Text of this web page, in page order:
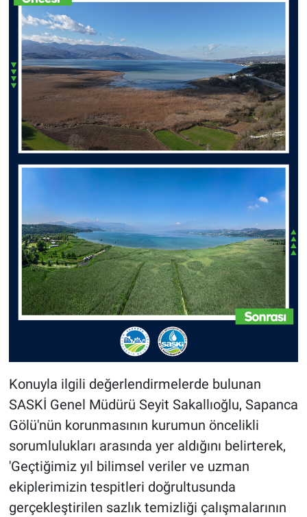
Konuyla ilgili değerlendirmelerde bulunan
SASKİ Genel Müdürü Seyit Sakallıoğlu, Sapanca
Gölü'nün korunmasının kurumun öncelikli
sorumlulukları arasında yer aldığını belirterek,
'Geçtiğimiz yıl bilimsel veriler ve uzman
ekiplerimizin tespitleri doğrultusunda
gerçekleştirilen sazlık temizliği çalışmalarının